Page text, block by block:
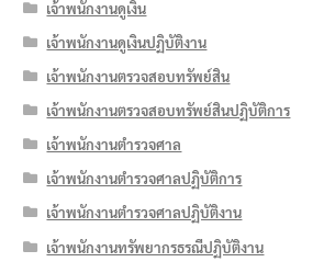
เจ้าพนักงานดูเงิน
เจ้าพนักงานดูเงินปฏิบัติงาน
เจ้าพนักงานตรวจสอบทรัพย์สิน
เจ้าพนักงานตรวจสอบทรัพย์สินปฏิบัติการ
เจ้าพนักงานตำรวจศาล
เจ้าพนักงานตำรวจศาลปฏิบัติการ
เจ้าพนักงานตำรวจศาลปฏิบัติงาน
เจ้าพนักงานทรัพยากรธรณีปฏิบัติงาน